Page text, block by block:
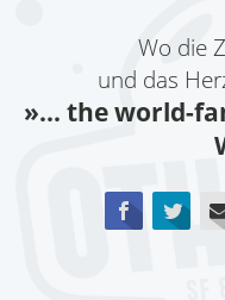
Wo die
und das
»... the world-